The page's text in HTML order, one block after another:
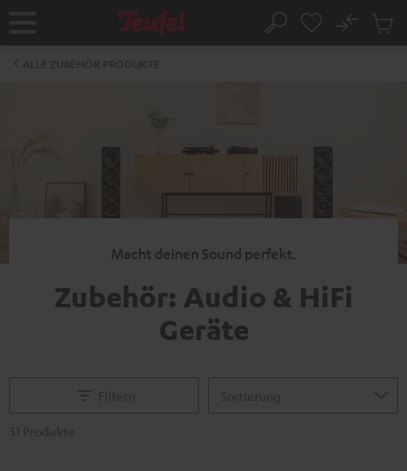
Startseite Suche
No
Macht deinen Sound perfekt.
Zubehör: Audio & HiFi
Geräte